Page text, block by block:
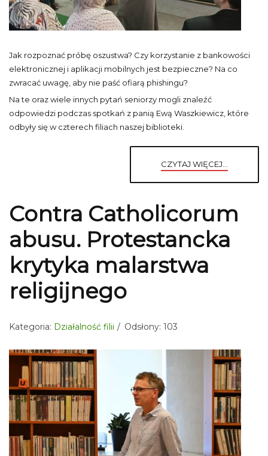
Jak rozpoznać próbę oszustwa? Czy korzystanie z bankowości
elektronicznej i aplikacji mobilnych jest bezpieczne? Na co
zwracać uwagę, aby nie paść ofiarą phishingu?
Na te oraz wiele innych pytań seniorzy mogli znaleźć
odpowiedzi podczas spotkań z panią Ewą Waszkiewicz, które
odbyły się w czterech filiach naszej biblioteki.
CZYTAJ WIĘCEJ...
Contra Catholicorum
abusu. Protestancka
krytyka malarstwa
religijnego
Kategoria: Działalność filii Odsłony: 103